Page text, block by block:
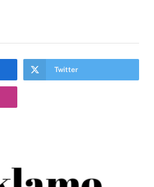
Twitter